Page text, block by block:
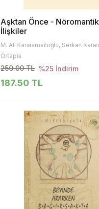
Aşktan Önce - Nöromantik
İlişkiler
Ortapia
250.00 TL %25 İndirim
187.50 TL